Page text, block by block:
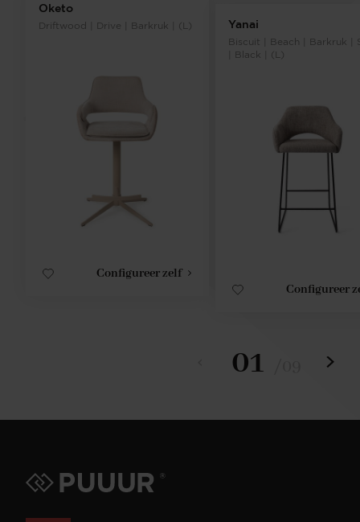
Oketo
Driftwood | Drive | Barkruk | (L)
Configureer zelf
Yanai
Biscuit | Beach | Barkruk |
| Black | (L)
Configureer
01